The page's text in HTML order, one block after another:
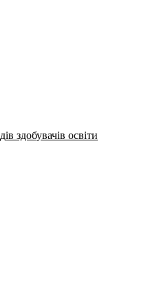
здобувачів освіти